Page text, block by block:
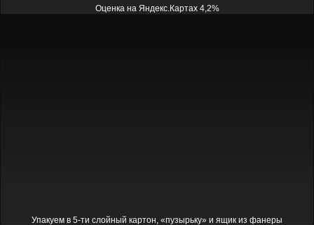
Оценка на Яндекс.Картах 4,2%
Упакуем в 5-ти слойный картон, «пузырьку» и ящик из фанеры